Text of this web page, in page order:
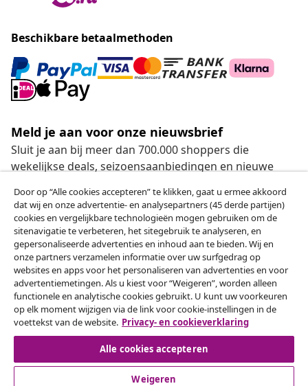
Beschikbare betaalmethoden
Meld je aan voor onze nieuwsbrief
Sluit je aan bij meer dan 700.000 shoppers die
wekelijkse deals, seizoensaanbiedingen en nieuwe
Onze sociale media
Herroeping van de overeenkomst
Een annulering voor je bestelling indienen
Herroeping van de overeenkomst
Door op “Alle cookies accepteren” te klikken, gaat u ermee akkoord
dat wij en onze advertentie- en analysepartners (45 derde partijen)
cookies en vergelijkbare technologieën mogen gebruiken om de
sitenavigatie te verbeteren, het sitegebruik te analyseren, en
gepersonaliseerde advertenties en inhoud aan te bieden. Wij en
onze partners verzamelen informatie over uw surfgedrag op
websites en apps voor het personaliseren van advertenties en voor
advertentiemetingen. Als u kiest voor “Weigeren”, worden alleen
functionele en analytische cookies gebruikt. U kunt uw voorkeuren
op elk moment wijzigen via de link voor cookie-instellingen in de
voettekst van de website. Privacy- en cookieverklaring
Alle cookies accepteren
Weigeren